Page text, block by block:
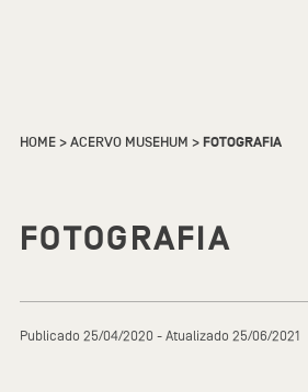
HOME>ACERVO MUSEHUM >FOTOGRAFIA
FOTOGRAFIA
Publicado 25/04/2020 - Atualizado 25/06/2021